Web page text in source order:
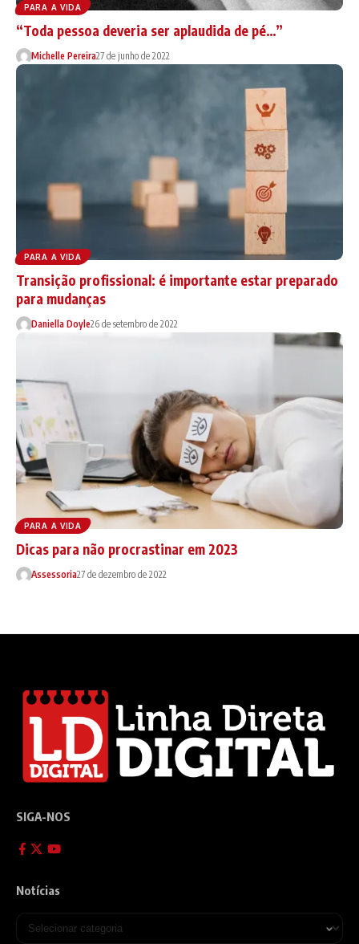
PARA A VIDA
“Toda pessoa deveria ser aplaudida de pé…”
Michelle Pereira27 de junho de 2022
PARA A VIDA
Transição profissional: é importante estar preparado
para mudanças
Daniella Doyle26 de setembro de 2022
PARA A VIDA
Dicas para não procrastinar em 2023
Assessoria27 de dezembro de 2022
SIGA-NOS
Notícias